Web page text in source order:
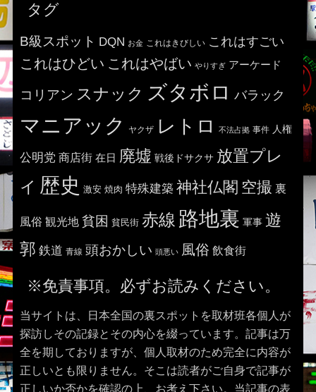
タグ
B級スポット DQN お金 これはきびしい これはすごい
これはひどい これはやばい やりすぎ アーケード
コリアン スナック ズタボロ バラック
マニアック ヤクザ レトロ 不法占拠 事件 人権
公明党 商店街 在日 廃墟 戦後ドサクサ 放置プレ
イ 歴史 激安 焼肉 特殊建築 神社仏閣 空撮 裏
風俗 観光地 貧困 貧民街 赤線 路地裏 軍事 遊
郭 鉄道 青線 頭おかしい 頭悪い 風俗 飲食街
※免責事項。必ずお読みください。
当サイトは、日本全国の裏スポットを取材班各個人が
探訪しその記録とその内心を綴っています。記事は万
全を期しておりますが、個人取材のため完全に内容が
正しいとも限りません。そこは読者がご自身で記事が
正しいか否かを確認の上、お考え下さい。当記事の表